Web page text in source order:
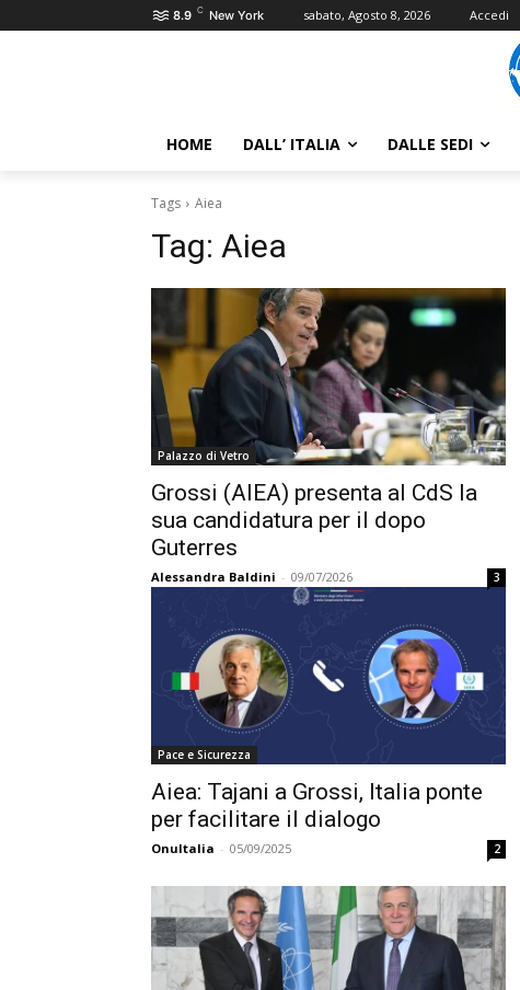
8.9 C New York sabato, Agosto 8, 2026 Accedi
HOME DALL’ ITALIA DALLE SEDI
Tags Aiea
Tag: Aiea
Palazzo di Vetro
Grossi (AIEA) presenta al CdS la
sua candidatura per il dopo
Guterres
Alessandra Baldini - 09/07/2026 3
Pace e Sicurezza
Aiea: Tajani a Grossi, Italia ponte
per facilitare il dialogo
OnuItalia - 05/09/2025 2